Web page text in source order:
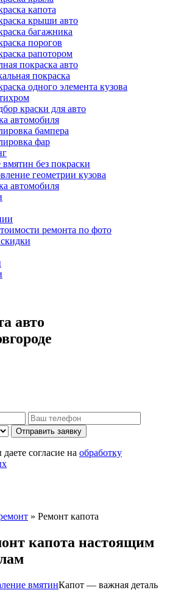
капота
крыши авто
багажника
порогов
рапотором
покраска авто
покраска
одного элемента кузова
краски для авто
автомобиля
бампера
фар
вмятин без покраски
геометрии кузова
автомобиля
ремонта по фото
авто
Отправить заявку
согласие на обработку
» Ремонт капота
капота настоящим
Капот — важная деталь